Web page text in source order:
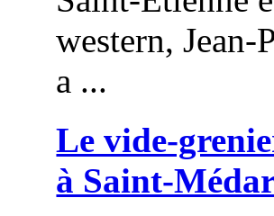
western, Jean-
a ...
Le vide-
à Saint-